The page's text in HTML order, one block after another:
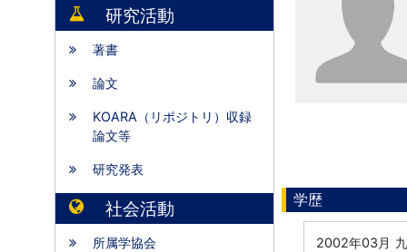
研究活動
著書
論文
KOARA（リポジトリ）収録
論文等
研究発表
社会活動
所属学協会
学歴
2002年03月